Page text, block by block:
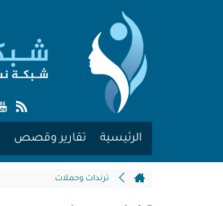
الرئيسية تقارير وقصص
ترندات وحملات